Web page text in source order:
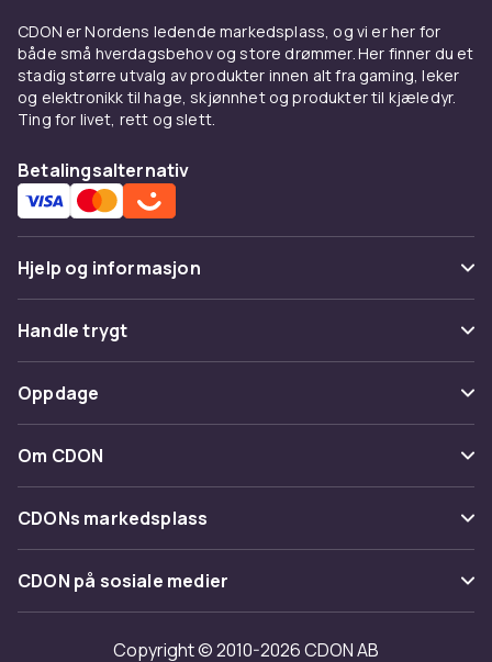
CDON er Nordens ledende markedsplass, og vi er her for
både små hverdagsbehov og store drømmer. Her finner du et
stadig større utvalg av produkter innen alt fra gaming, leker
og elektronikk til hage, skjønnhet og produkter til kjæledyr.
Ting for livet, rett og slett.
Betalingsalternativ
Hjelp og informasjon
Vanlige spørsmål
Spor pakke
Angre & returner her
Kontakt oss
Handle trygt
Betaling
Levering
Tilbakekallinger
Oppdage
Kategorier
Varemerker
Om CDON
Om oss
Kundeanmeldelser
Jobbe på CDON
Investor relations
CDONs markedsplass
Merchant Help Center
CDON på sosiale medier
Copyright © 2010-2026 CDON AB